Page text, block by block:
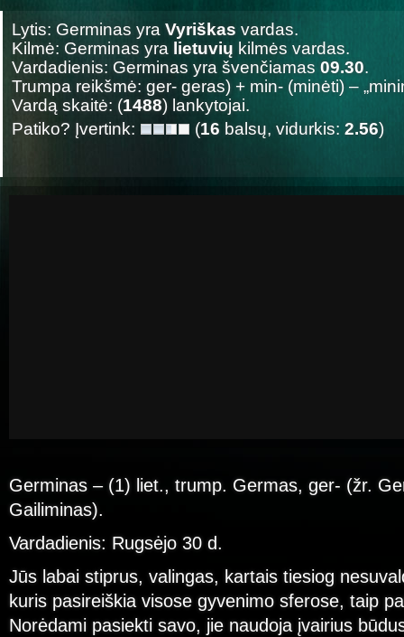
Lytis: Germinas yra Vyriškas vardas.
Kilmė: Germinas yra lietuvių kilmės vardas.
Vardadienis: Germinas yra švenčiamas 09.30.
Trumpa reikšmė: ger- geras) + min- (minėti) –
Vardą skaitė: (1488) lankytojai.
Patiko? Įvertink:
(16 balsų, vidurkis: 2.56)
Germinas – (1) liet., trump. Germas, ger- (žr.
Gailiminas).
Vardadienis: Rugsėjo 30 d.
Jūs labai stiprus, valingas, kartais tiesiog
kuris pasireiškia visose gyvenimo sferose, taip
Norėdami pasiekti savo, jie naudoja įvairius